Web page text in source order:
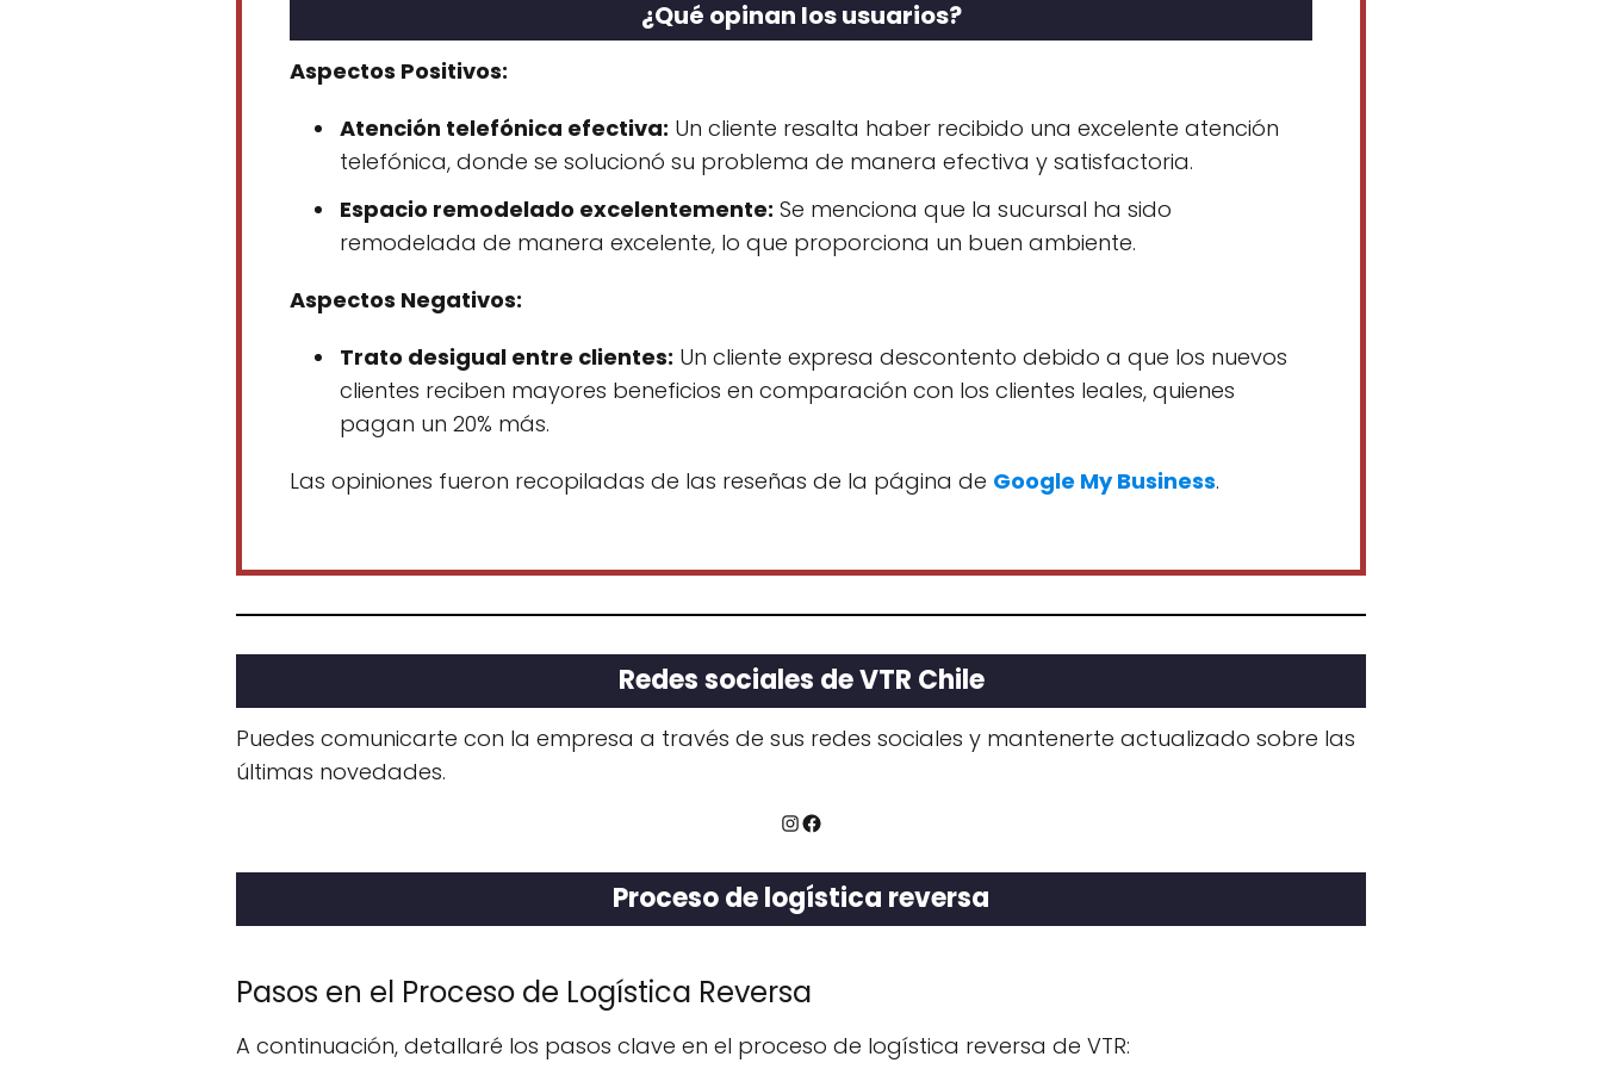
¿Qué opinan los usuarios?
Aspectos Positivos:
Atención telefónica efectiva: Un cliente resalta haber recibido una excelente atención
telefónica, donde se solucionó su problema de manera efectiva y satisfactoria.
Espacio remodelado excelentemente: Se menciona que la sucursal ha sido
remodelada de manera excelente, lo que proporciona un buen ambiente.
Aspectos Negativos:
Trato desigual entre clientes: Un cliente expresa descontento debido a que los nuevos
clientes reciben mayores beneficios en comparación con los clientes leales, quienes
pagan un 20% más.
Las opiniones fueron recopiladas de las reseñas de la página de Google My Business.
Redes sociales de VTR Chile
Puedes comunicarte con la empresa a través de sus redes sociales y mantenerte actualizado sobre las
últimas novedades.
Instagram
Facebook
Proceso de logística reversa
Pasos en el Proceso de Logística Reversa
A continuación, detallaré los pasos clave en el proceso de logística reversa de VTR: